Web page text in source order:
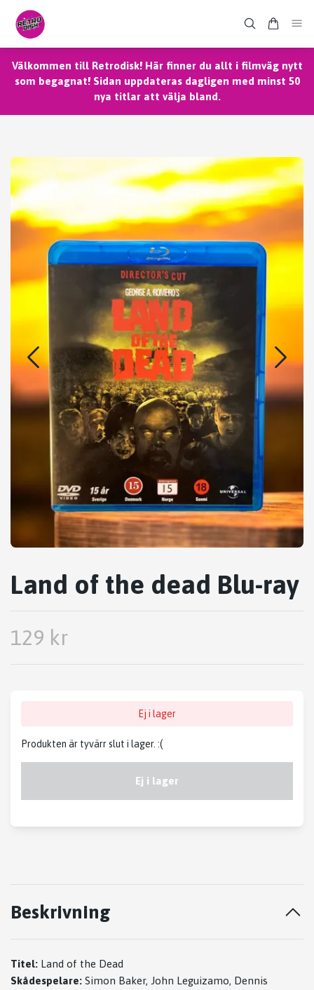
Välkommen till Retrodisk! Här finner du allt i filmväg nytt
som begagnat! Sidan uppdateras dagligen med minst 50
nya titlar att välja bland.
Land of the dead Blu-ray
129 kr
Ej i lager
Produkten är tyvärr slut i lager. :(
Ej i lager
Beskrivning
Titel: Land of the Dead
Skådespelare: Simon Baker, John Leguizamo, Dennis